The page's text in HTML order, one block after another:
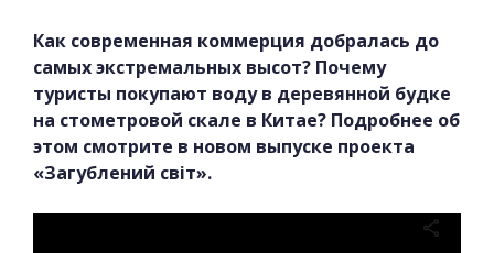
Как современная коммерция добралась до
самых экстремальных высот? Почему
туристы покупают воду в деревянной будке
на стометровой скале в Китае? Подробнее об
этом смотрите в новом выпуске проекта
«Загублений світ».